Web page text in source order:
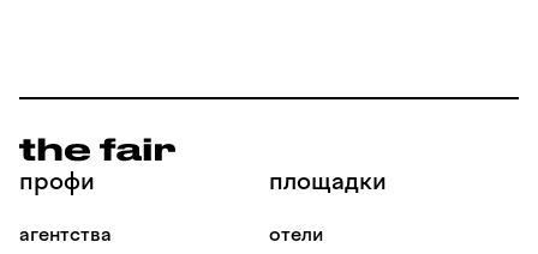
профи
агентства
площадки
отели